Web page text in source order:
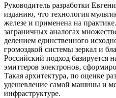
Руководитель разработки
изданию, что технология
железе и применена на
заграничных аналогах
делением единственного
громоздкой системы зеркал и
Российский подход базируется
эмиттеров электронов,
Такая архитектура, по оценке
удешевление самой машины и
инфраструктуре.